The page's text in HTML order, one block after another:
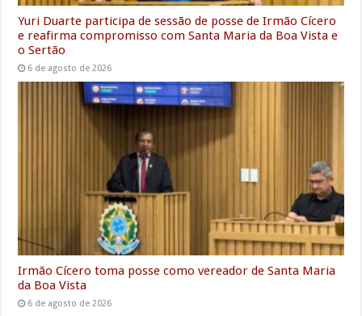
Yuri Duarte participa de sessão de posse de Irmão Cícero
e reafirma compromisso com Santa Maria da Boa Vista e
o Sertão
6 de agosto de 2026
Irmão Cícero toma posse como vereador de Santa Maria
da Boa Vista
6 de agosto de 2026